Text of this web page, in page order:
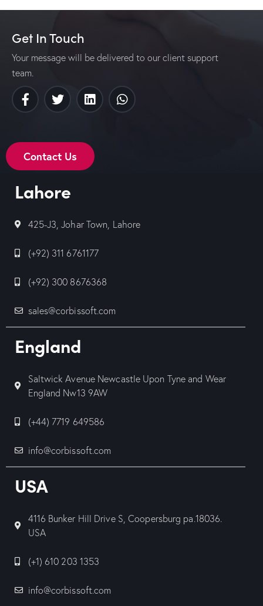
Get In Touch
Your message will be delivered to our client support
team.
Contact Us
Lahore
425-J3, Johar Town, Lahore
(+92) 311 6761177
(+92) 300 8676368
sales@corbissoft.com
England
Saltwick Avenue Newcastle Upon Tyne and Wear
England Nw13 9AW
(+44) 7719 649586
info@corbissoft.com
USA
4116 Bunker Hill Drive S, Coopersburg pa.18036.
USA
(+1) 610 203 1353
info@corbissoft.com